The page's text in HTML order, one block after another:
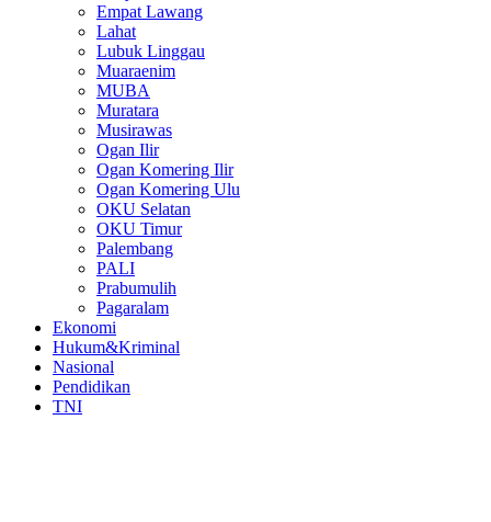
Empat Lawang
Lahat
Lubuk Linggau
Muaraenim
MUBA
Muratara
Musirawas
Ogan Ilir
Ogan Komering Ilir
Ogan Komering Ulu
OKU Selatan
OKU Timur
Palembang
PALI
Prabumulih
Pagaralam
Ekonomi
Hukum&Kriminal
Nasional
Pendidikan
TNI